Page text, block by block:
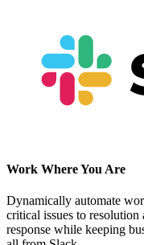
Work Where You Are
Dynamically automate
critical issues to resolution
response while keeping